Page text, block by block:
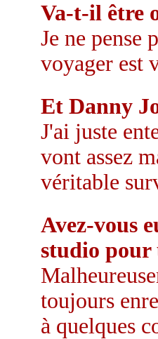
Va-t-il être
Je ne pense
voyager est
Et Danny
J'ai juste
vont assez
véritable
Avez-vous
studio pour
toujours
à quelques